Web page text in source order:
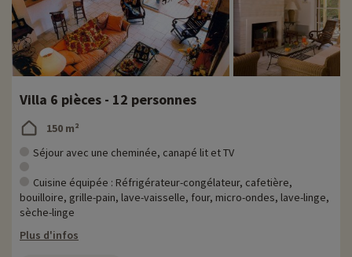
Villa 6 pièces - 12 personnes
150 m²
Séjour avec une cheminée, canapé lit et TV
Cuisine équipée : Réfrigérateur-congélateur, cafetière,
bouilloire, grille-pain, lave-vaisselle, four, micro-ondes, lave-linge,
sèche-linge
Plus d'infos